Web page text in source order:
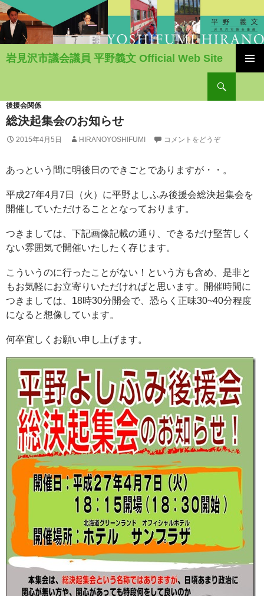
岩見沢市議会議員 平野義文 Official Web Site
ン
ツ
へ
移
後援会関係
総決起集会のお知らせ
2015年4月5日 HIRANOYOSHIFUMI コメントをどうぞ
あっという間に明後日のできごとでありますが・・。
平成27年4月7日（火）に平野よしふみ後援会総決起集会を
開催していただけることとなっております。
つきましては、下記画像記載の通り、できるだけ堅苦しく
ない雰囲気で開催いたしたく存じます。
こういうのに行ったことがない！という方も含め、是非と
もお気軽にお立寄りいただければと思います。開催時間に
つきましては、18時30分開会で、恐らく正味30~40分程度
になると想像しています。
何卒宜しくお願い申し上げます。